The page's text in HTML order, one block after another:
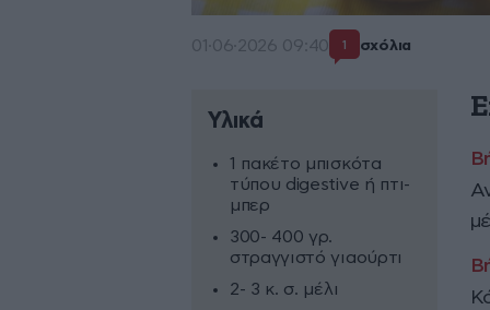
01·06·2026 09:40 1 σχόλια
Υλικά
1 πακέτο μπισκότα
τύπου digestive ή πτι-
μπερ
300- 400 γρ.
στραγγιστό γιαούρτι
2- 3 κ. σ. μέλι